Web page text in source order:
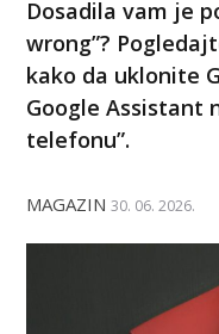
Dosadila vam je
wrong”?
kako da uklonite
Google Assistant
telefonu”.
MAGAZIN 30. 06. 2026.